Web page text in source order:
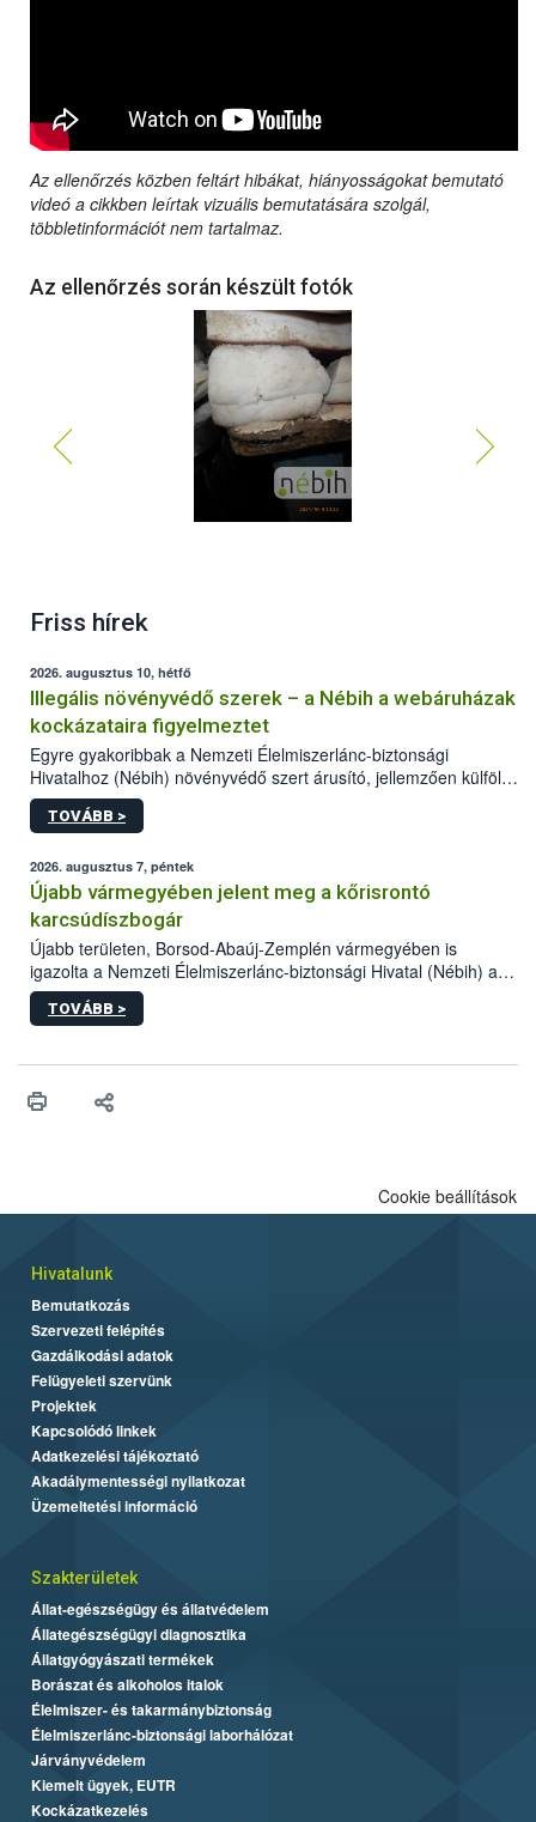
Az ellenőrzés közben feltárt hibákat, hiányosságokat bemutató
videó a cikkben leírtak vizuális bemutatására szolgál,
többletinformációt nem tartalmaz.
Az ellenőrzés során készült fotók
Friss hírek
2026. augusztus 10, hétfő
Illegális növényvédő szerek – a Nébih a webáruházak
kockázataira figyelmeztet
Egyre gyakoribbak a Nemzeti Élelmiszerlánc-biztonsági
Hivatalhoz (Nébih) növényvédő szert árusító, jellemzően külföldi
honlapok kapcsán érkező bejelentések. Emellett az ilyen
termékeket kínáló kéretlen online reklámok mennyisége is
összegyűjtötte az illegális növényvédő szerek kapcsán
előforduló árulkodó jeleket, valamint a webáruházakból való
vásárlás kockázatait.
TOVÁBB >
2026. augusztus 7, péntek
Újabb vármegyében jelent meg a kőrisrontó
karcsúdíszbogár
Újabb területen, Borsod-Abaúj-Zemplén vármegyében is
igazolta a Nemzeti Élelmiszerlánc-biztonsági Hivatal (Nébih) a
kőrisrontó karcsúdíszbogár (Agrilus planipennis) jelenlétét. A
kártevőt nem csak színcsapdában találták meg, de már fertőzött
az intenzív felderítést, emellett az intézkedéseket a szlovák
TOVÁBB >
Cookie beállítások
Hivatalunk
Bemutatkozás
Szervezeti felépítés
Gazdálkodási adatok
Felügyeleti szervünk
Projektek
Kapcsolódó linkek
Adatkezelési tájékoztató
Akadálymentességi nyilatkozat
Üzemeltetési információ
Szakterületek
Állat-egészségügy és állatvédelem
Állategészségügyi diagnosztika
Állatgyógyászati termékek
Borászat és alkoholos italok
Élelmiszer- és takarmánybiztonság
Élelmiszerlánc-biztonsági laborhálózat
Járványvédelem
Kiemelt ügyek, EUTR
Kockázatkezelés